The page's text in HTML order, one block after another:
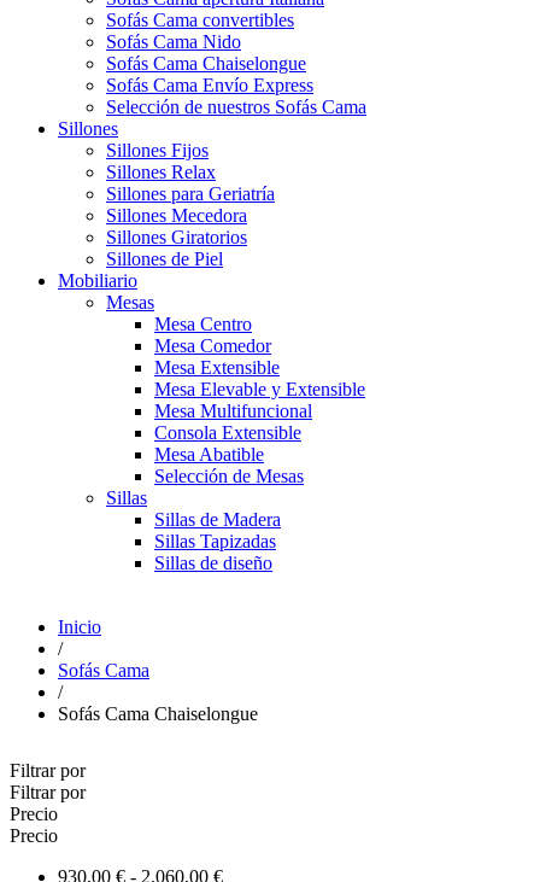
Sofás Cama convertibles
Sofás Cama Nido
Sofás Cama Chaiselongue
Sofás Cama Envío Express
Selección de nuestros Sofás Cama
Sillones
Sillones Fijos
Sillones Relax
Sillones para Geriatría
Sillones Mecedora
Sillones Giratorios
Sillones de Piel
Mobiliario
Mesas
Mesa Centro
Mesa Comedor
Mesa Extensible
Mesa Elevable y Extensible
Mesa Multifuncional
Consola Extensible
Mesa Abatible
Selección de Mesas
Sillas
Sillas de Madera
Sillas Tapizadas
Sillas de diseño
Inicio
/
Sofás Cama
/
Sofás Cama Chaiselongue
Filtrar por
Filtrar por
Precio
Precio
930,00 € - 2.060,00 €